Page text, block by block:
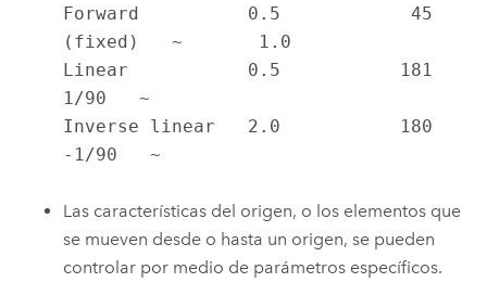
Forward          0.5            45
(fixed)   ~       1.0
Linear           0.5           181
1/90   ~
Inverse linear   2.0           180
-1/90   ~
Las características del origen, o los elementos que
se mueven desde o hasta un origen, se pueden
controlar por medio de parámetros específicos.